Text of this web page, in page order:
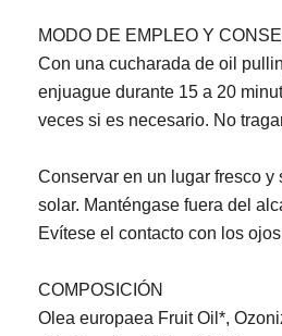
MODO DE EMPLEO Y
Con una cucharada de oil
enjuague durante 15 a 20
veces si es necesario. No
Conservar en un lugar fresco y
solar. Manténgase fuera del
Evítese el contacto con los
COMPOSICIÓN
Olea europaea Fruit Oil*,